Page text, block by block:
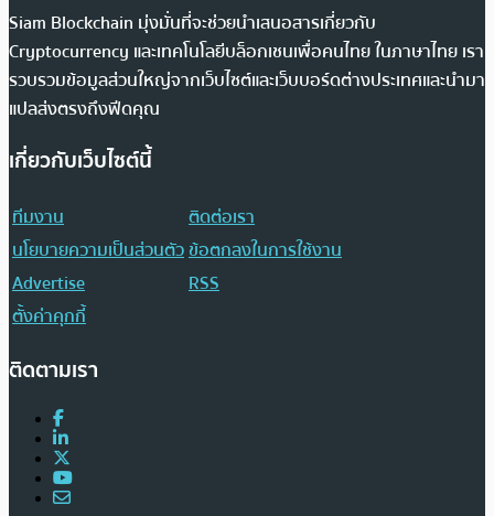
Siam Blockchain มุ่งมั่นที่จะช่วยนำเสนอสารเกี่ยวกับ
Cryptocurrency และเทคโนโลยีบล็อกเชนเพื่อคนไทย ในภาษาไทย เรา
รวบรวมข้อมูลส่วนใหญ่จากเว็บไซต์และเว็บบอร์ดต่างประเทศและนำมา
แปลส่งตรงถึงฟีดคุณ
เกี่ยวกับเว็บไซต์นี้
ทีมงาน
ติดต่อเรา
นโยบายความเป็นส่วนตัวข้อตกลงในการใช้งาน
Advertise
RSS
ตั้งค่าคุกกี้
ติดตามเรา